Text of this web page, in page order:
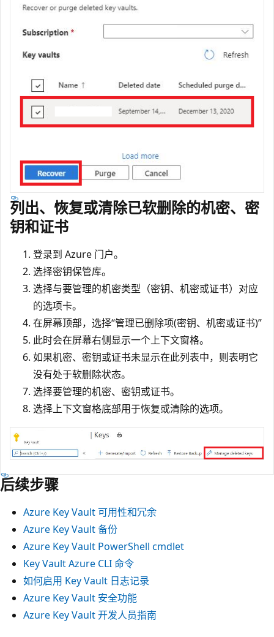
列出、恢复或清除已软删除的机密、密
钥和证书
登录到 Azure 门户。
选择密钥保管库。
选择与要管理的机密类型（密钥、机密或证书）对应
的选项卡。
在屏幕顶部，选择“管理已删除项(密钥、机密或证书)”
此时会在屏幕右侧显示一个上下文窗格。
如果机密、密钥或证书未显示在此列表中，则表明它
没有处于软删除状态。
选择要管理的机密、密钥或证书。
选择上下文窗格底部用于恢复或清除的选项。
后续步骤
Azure Key Vault 可用性和冗余
Azure Key Vault 备份
Azure Key Vault PowerShell cmdlet
Key Vault Azure CLI 命令
如何启用 Key Vault 日志记录
Azure Key Vault 安全功能
Azure Key Vault 开发人员指南